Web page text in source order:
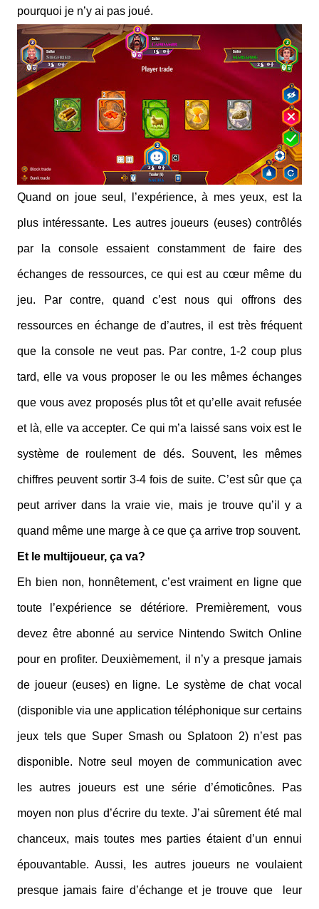
pourquoi je n’y ai pas joué.
Quand on joue seul, l’expérience, à mes yeux, est la
plus intéressante. Les autres joueurs (euses) contrôlés
par la console essaient constamment de faire des
échanges de ressources, ce qui est au cœur même du
jeu. Par contre, quand c’est nous qui offrons des
ressources en échange de d’autres, il est très fréquent
que la console ne veut pas. Par contre, 1-2 coup plus
tard, elle va vous proposer le ou les mêmes échanges
que vous avez proposés plus tôt et qu’elle avait refusée
et là, elle va accepter. Ce qui m’a laissé sans voix est le
système de roulement de dés. Souvent, les mêmes
chiffres peuvent sortir 3-4 fois de suite. C’est sûr que ça
peut arriver dans la vraie vie, mais je trouve qu’il y a
quand même une marge à ce que ça arrive trop souvent.
Et le multijoueur, ça va?
Eh bien non, honnêtement, c’est vraiment en ligne que
toute l’expérience se détériore. Premièrement, vous
devez être abonné au service Nintendo Switch Online
pour en profiter. Deuxièmement, il n’y a presque jamais
de joueur (euses) en ligne. Le système de chat vocal
(disponible via une application téléphonique sur certains
jeux tels que Super Smash ou Splatoon 2) n’est pas
disponible. Notre seul moyen de communication avec
les autres joueurs est une série d’émoticônes. Pas
moyen non plus d’écrire du texte. J’ai sûrement été mal
chanceux, mais toutes mes parties étaient d’un ennui
épouvantable. Aussi, les autres joueurs ne voulaient
presque jamais faire d’échange et je trouve que leur